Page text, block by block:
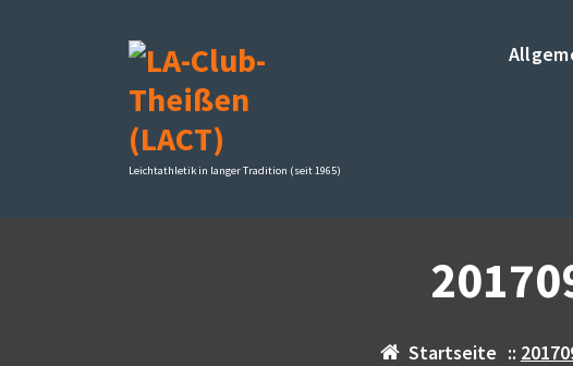
Leichtathletik in langer Tradition (seit 1965)
Startseite ::